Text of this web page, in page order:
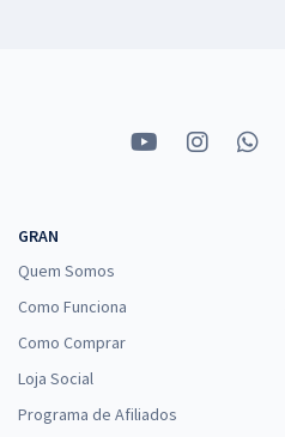
GRAN
Quem Somos
Como Funciona
Como Comprar
Loja Social
Programa de Afiliados